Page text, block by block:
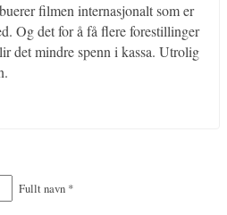
filmen internasjonalt som er
Og det for å få flere forestillinger
det mindre spenn i kassa. Utrolig
Fullt navn *